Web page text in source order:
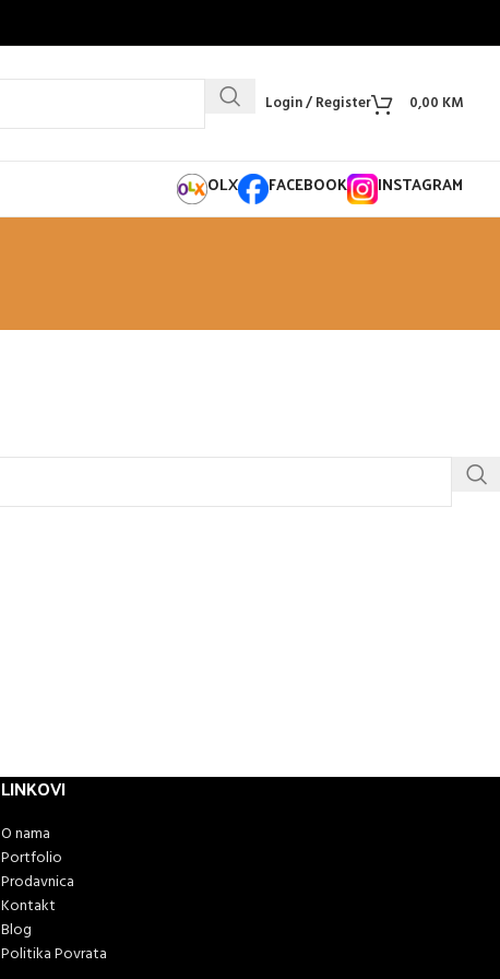
Login / Register 0,00 KM
OLX FACEBOOK INSTAGRAM
LINKOVI
O nama
Portfolio
Prodavnica
Kontakt
Blog
Politika Povrata